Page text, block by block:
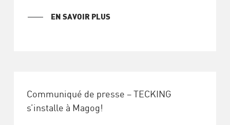
EN SAVOIR PLUS
Communiqué de presse – TECKING
s’installe à Magog!